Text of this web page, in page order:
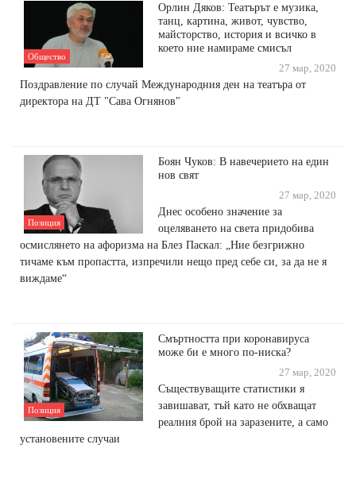
Общество
Орлин Дяков: Театърът е музика,
танц, картина, живот, чувство,
майсторство, история и всичко в
което ние намираме смисъл
27 мар, 2020
Поздравление по случай Международния ден на театъра от
директора на ДТ "Сава Огнянов"
Позиция
Боян Чуков: В навечерието на един
нов свят
27 мар, 2020
Днес особено значение за
оцеляването на света придобива
осмислянето на афоризма на Блез Паскал: „Ние безгрижно
тичаме към пропастта, изпречили нещо пред себе си, за да не я
виждаме“
Позиция
Смъртността при коронавируса
може би е много по-ниска?
27 мар, 2020
Съществуващите статистики я
завишават, тъй като не обхващат
реалния брой на заразените, а само
установените случаи